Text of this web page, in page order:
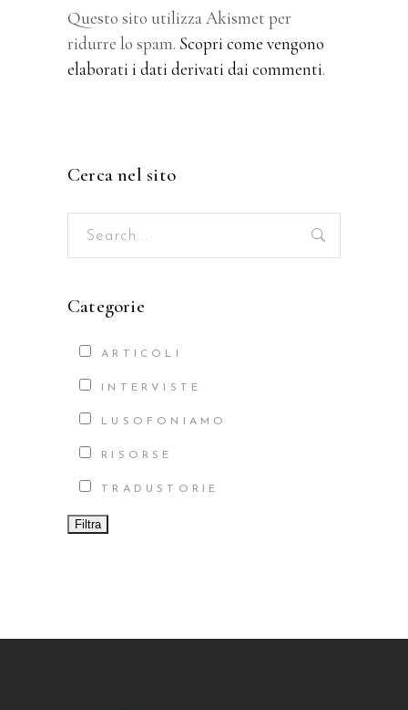
Questo sito utilizza Akismet per
ridurre lo spam. Scopri come vengono
elaborati i dati derivati dai commenti.
Cerca nel sito
Search
Categorie
ARTICOLI
INTERVISTE
LUSOFONIAMO
RISORSE
TRADUSTORIE